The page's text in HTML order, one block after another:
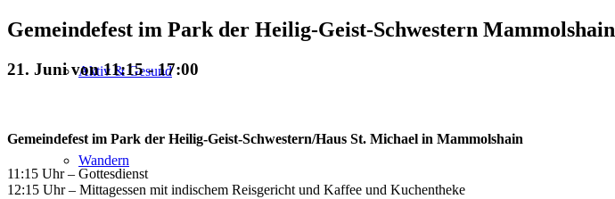
Aktiv & Gesund
Wandern
Gemeindefest im Park der Heilig-Geist-Schwestern Mammolshain
21. Juni von 11:15-17:00
Gemeindefest im Park der Heilig-Geist-Schwestern/Haus St. Michael in Mammolshain
11:15 Uhr – Gottesdienst
12:15 Uhr – Mittagessen mit indischem Reisgericht und Kaffee und Kuchentheke